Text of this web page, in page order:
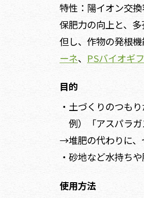
特性：陽イオン交
保肥力の向上と、
但し、作物の発根
ーネ、 PSバイオギ
目的
・土づくりのつも
例）「アスパラ
→堆肥の代わりに、
・砂地など水持ち
使用方法